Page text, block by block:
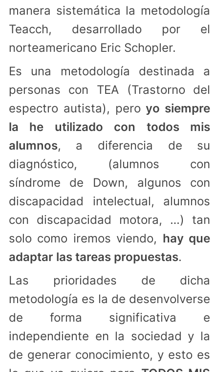
manera sistemática la metodología
Teacch, desarrollado por el
norteamericano Eric Schopler.
Es una metodología destinada a
personas con TEA (Trastorno del
espectro autista), pero yo siempre
la he utilizado con todos mis
alumnos, a diferencia de su
diagnóstico, (alumnos con
síndrome de Down, algunos con
discapacidad intelectual, alumnos
con discapacidad motora, …) tan
solo como iremos viendo, hay que
adaptar las tareas propuestas.
Las prioridades de dicha
metodología es la de desenvolverse
de forma significativa e
independiente en la sociedad y la
de generar conocimiento, y esto es